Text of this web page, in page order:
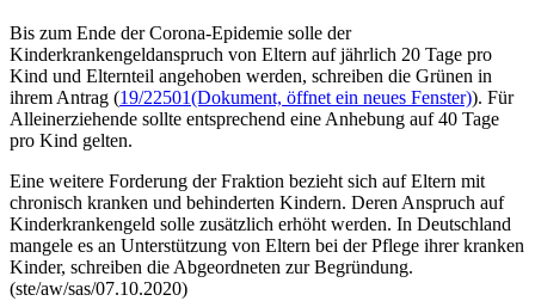
Bis zum Ende der Corona-Epidemie solle der
Kinderkrankengeldanspruch von Eltern auf jährlich 20 Tage pro
Kind und Elternteil angehoben werden, schreiben die Grünen in
ihrem Antrag (19/22501(Dokument, öffnet ein neues Fenster)). Für
Alleinerziehende sollte entsprechend eine Anhebung auf 40 Tage
pro Kind gelten.
Eine weitere Forderung der Fraktion bezieht sich auf Eltern mit
chronisch kranken und behinderten Kindern. Deren Anspruch auf
Kinderkrankengeld solle zusätzlich erhöht werden. In Deutschland
mangele es an Unterstützung von Eltern bei der Pflege ihrer kranken
Kinder, schreiben die Abgeordneten zur Begründung.
(ste/aw/sas/07.10.2020)